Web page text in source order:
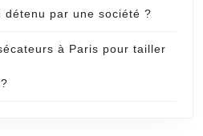
par une société ?
à Paris pour tailler